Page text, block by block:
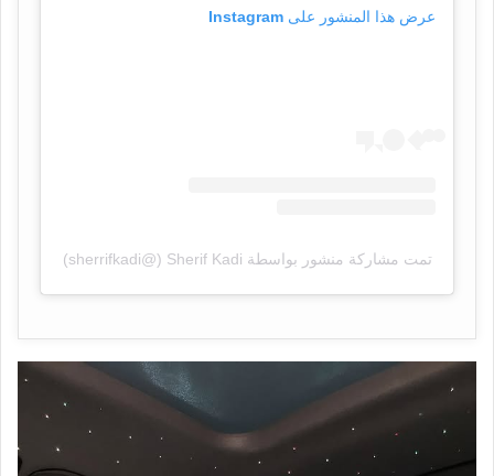
عرض هذا المنشور على Instagram
تمت مشاركة منشور بواسطة ‏‎Sherif Kadi‎‏ (@‏‎sherrifkadi‎‏)